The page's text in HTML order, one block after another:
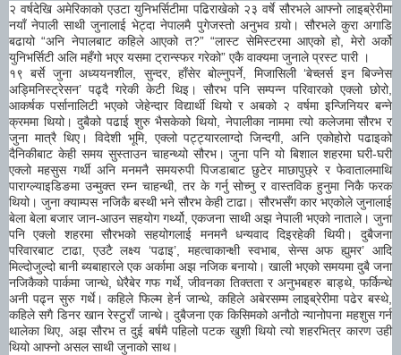
२ वर्षदेखि अमेरिकाको एउटा युनिभर्सिटीमा पढिराखेको २३ वर्षे सौरभले आफ्नो लाइब्रेरीमा
नयाँ नेपाली साथी जुनालाई भेट्दा नेपालमै पुगेजस्तो अनुभव गर्‍यो। सौरभले कुरा अगाडि
बढायो “अनि नेपालबाट कहिले आएको त?” “लास्ट सेमिस्टरमा आएको हो, मेरो अर्को
युनिभर्सिटी अलि महँगो भएर यसमा ट्रान्स्फर गरेको” एकै वाक्यमा जुनाले प्रस्ट पारी ।
१९ बर्से जुना अध्ययनशील, सुन्दर, हाँसेर बोल्नुपर्ने, मिजासिली ‘बेच्लर्स इन बिज्नेस
अड्मिनिस्ट्रेसन’ पढ्दै गरेकी केटी थिइ। सौरभ पनि सम्पन्न परिवारको एक्लो छोरो,
आकर्षक पर्सानालिटी भएको जेहेन्दार विद्यार्थी थियो र अबको २ वर्षमा इन्जिनियर बन्ने
क्रममा थियो। दुबैको पढाई शुरु भैसकेको थियो, नेपालीका नाममा त्यो कलेजमा सौरभ र
जुना मात्रै थिए। विदेशी भूमि, एक्लो पट्ट्यारलाग्दो जिन्दगी, अनि एकोहोरो पढाइको
दैनिकीबाट केही समय सुस्ताउन चाहन्थ्यो सौरभ। जुना पनि यो बिशाल शहरमा घरी-घरी
एक्लो महसुस गर्थी अनि मनमनै समयरुपी पिजडाबाट छुटेर माछापुछ्रे र फेवातालमाथि
पाराग्ल्याइडिङमा उन्मुक्त रम्न चाहन्थी, तर के गर्नु सोच्नु र वास्तविक हुनुमा निकै फरक
थियो। जुना क्याम्पस नजिकै बस्थी भने सौरभ केही टाढा। सौरभसँग कार भएकोले जुनालाई
बेला बेला बजार जान-आउन सहयोग गर्थ्यो, एकजना साथी अझ नेपाली भएको नाताले। जुना
पनि एक्लो शहरमा सौरभको सहयोगलाई मनमनै धन्यवाद दिइरहेकी थियी। दुबैजना
परिवारबाट टाढा, एउटै लक्ष्य ‘पढाइ’, महत्वाकान्क्षी स्वभाब, सेन्स अफ ह्युमर’ आदि
मिल्दोजुल्दो बानी ब्यबाहारले एक अर्कामा अझ नजिक बनायो। खाली भएको समयमा दुबै जना
नजिकैको पार्कमा जान्थे, धेरैबेर गफ गर्थे, जीवनका तिक्तता र अनुभबहरु बाड्थे, फर्किन्थे
अनी पढ्न सुरु गर्थे। कहिले फिल्म हेर्न जान्थे, कहिले अबेरसम्म लाइब्रेरीमा पढेर बस्थे,
कहिले सगै डिनर खान रेस्टुराँ जान्थे। दुबैजना एक किसिमको अनौठो न्यानोपना महशुस गर्न
थालेका थिए, अझ सौरभ त दुई बर्षमै पहिलो पटक खुशी थियो त्यो शहरभित्र कारण उही
थियो आफ्नो असल साथी जुनाको साथ।